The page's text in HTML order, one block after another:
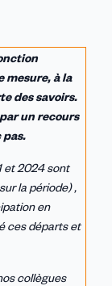
mesure, à la
des savoirs.
un recours
et 2024 sont
la période) ,
en
ces départs et
collègues